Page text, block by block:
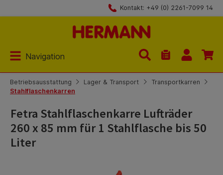
Kontakt: +49 (0) 2261-7099 14
Navigation
Du hast 0
Betriebsausstattung Lager & Transport
Transportkarren
Stahlflaschenkarren
Fetra Stahlflaschenkarre Lufträder
260 x 85 mm für 1 Stahlflasche bis 50
Liter